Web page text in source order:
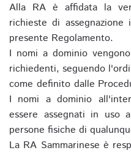
Alla RA è affidata la
richieste di
presente Regolamento.
I nomi a dominio
richiedenti, seguendo
come definito dalle
I nomi a dominio
essere assegnati in uso
persone fisiche di
La RA Sammarinese è